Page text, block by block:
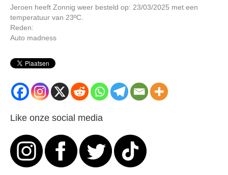
Jeroen heeft Zonnig weer besteld op: 23/03/2025 met een
temperatuur van 23ºC.
Reden:
Auto madness
Like onze social media